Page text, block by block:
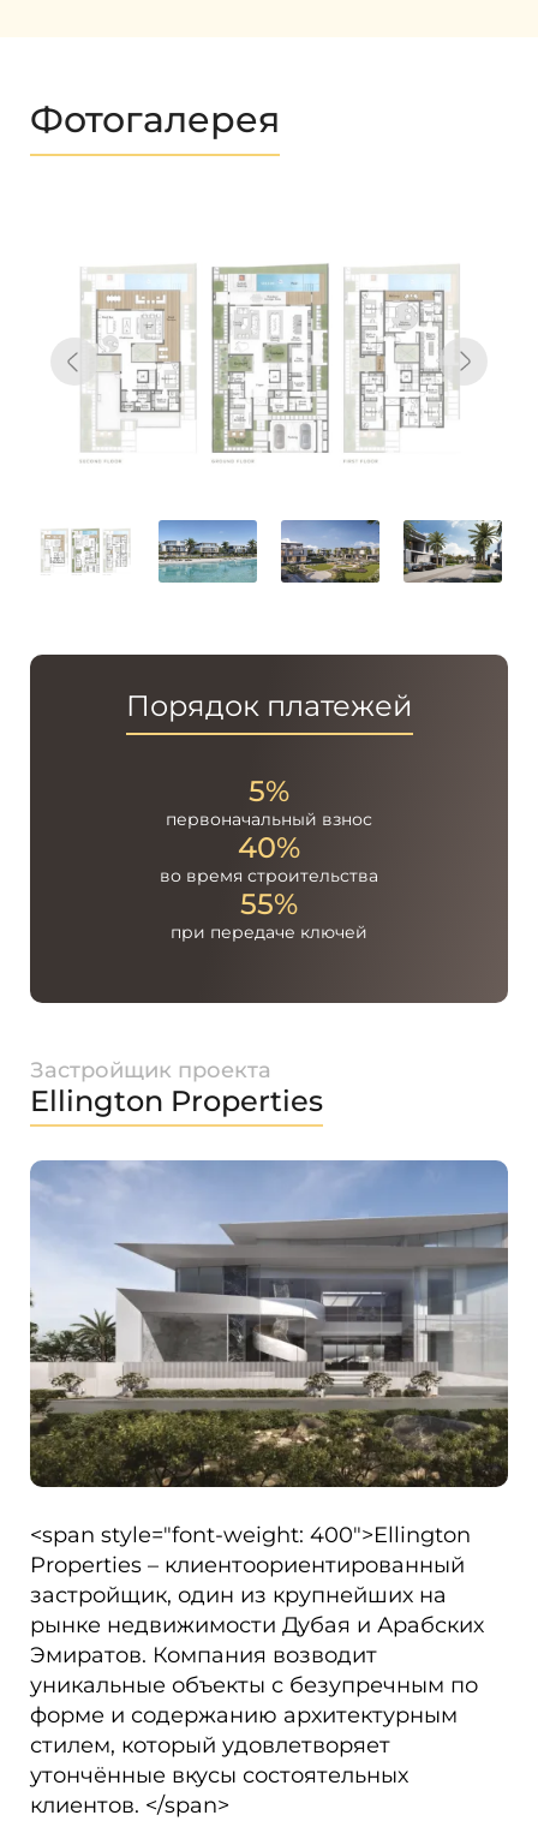
Фотогалерея
Порядок платежей
5%
первоначальный взнос
40%
во время строительства
55%
при передаче ключей
Застройщик проекта
Ellington Properties
<span style="font-weight: 400">Ellington
Properties – клиентоориентированный
застройщик, один из крупнейших на
рынке недвижимости Дубая и Арабских
Эмиратов. Компания возводит
уникальные объекты с безупречным по
форме и содержанию архитектурным
стилем, который удовлетворяет
утончённые вкусы состоятельных
клиентов. </span>